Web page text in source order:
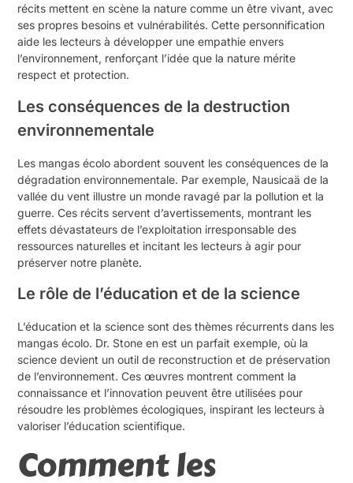
récits mettent en scène la nature comme un être vivant, avec
ses propres besoins et vulnérabilités. Cette personnification
aide les lecteurs à développer une empathie envers
l’environnement, renforçant l’idée que la nature mérite
respect et protection.
Les conséquences de la destruction
environnementale
Les mangas écolo abordent souvent les conséquences de la
dégradation environnementale. Par exemple, Nausicaä de la
vallée du vent illustre un monde ravagé par la pollution et la
guerre. Ces récits servent d’avertissements, montrant les
effets dévastateurs de l’exploitation irresponsable des
ressources naturelles et incitant les lecteurs à agir pour
préserver notre planète.
Le rôle de l’éducation et de la science
L’éducation et la science sont des thèmes récurrents dans les
mangas écolo. Dr. Stone en est un parfait exemple, où la
science devient un outil de reconstruction et de préservation
de l’environnement. Ces œuvres montrent comment la
connaissance et l’innovation peuvent être utilisées pour
résoudre les problèmes écologiques, inspirant les lecteurs à
valoriser l’éducation scientifique.
Comment les